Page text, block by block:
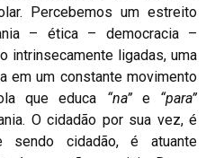
Percebemos um estreito
– ética – democracia –
intrinsecamente ligadas, uma
em um constante movimento
que educa “na”e “para”
O cidadão por sua vez, é
cidadão, é atuante